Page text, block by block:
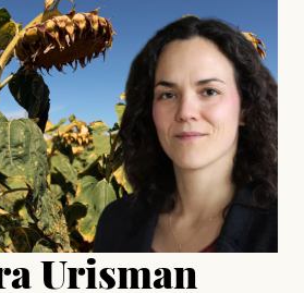
ganska politiskt”
Urisman